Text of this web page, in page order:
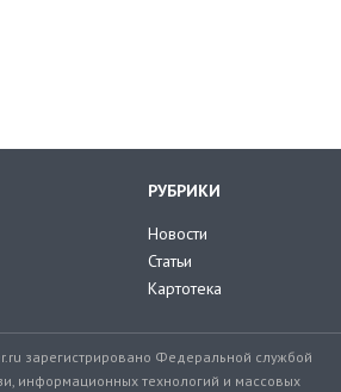
РУБРИКИ
Новости
Статьи
Картотека
зарегистрировано Федеральной службой
информационных технологий и массовых